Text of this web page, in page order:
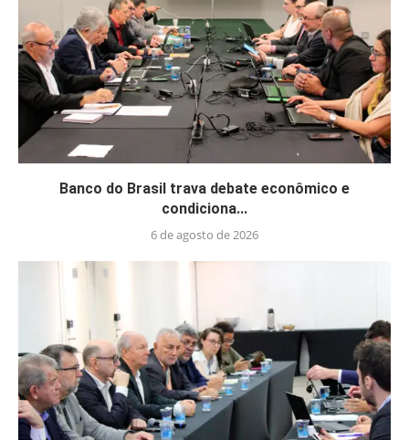
Banco do Brasil trava debate econômico e
condiciona...
6 de agosto de 2026